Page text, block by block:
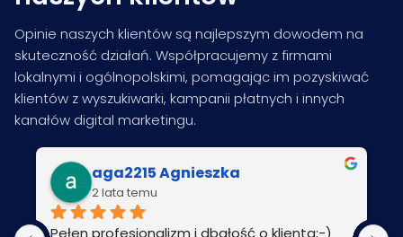
Opinie naszych klientów są najlepszym dowodem na
skuteczność działań. Współpracujemy z firmami
lokalnymi i ogólnopolskimi, pomagając im pozyskiwać
klientów z wyszukiwarki, kampanii płatnych i innych
kanałów digital marketingu.
aga2215 Agnieszka
2 lata temu
Pełen profesjonalizm i dbałość o klienta:-)